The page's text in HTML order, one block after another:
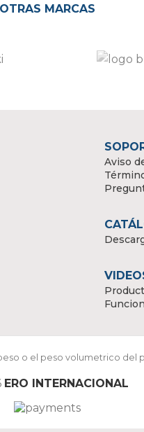
OTRAS MARCAS
Aviso
o el peso volumetrico
ERO INTERNACIONAL